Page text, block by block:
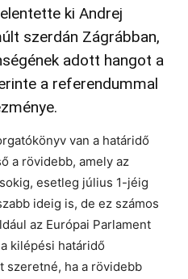
ki Andrej
szerdán Zágrábban,
adott hangot a
a referendummal
van a határidő
a rövidebb, amely az
esetleg július 1-jéig
ideig is, de ez számos
az Európai Parlament
kilépési határidő
szeretné, ha a rövidebb